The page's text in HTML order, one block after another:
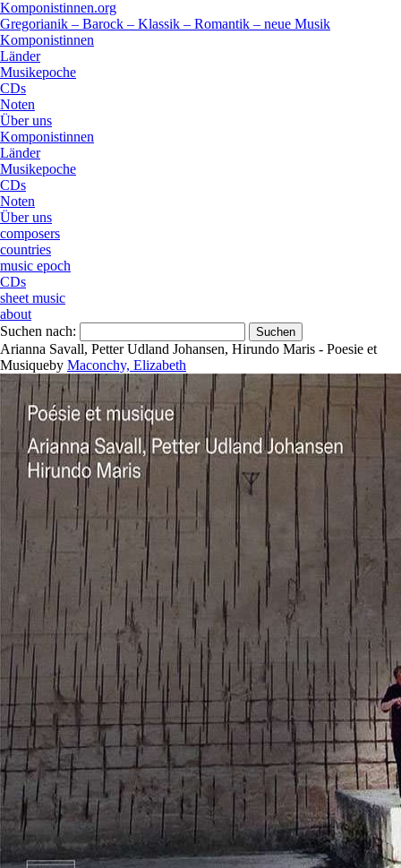
Komponistinnen.org
Gregorianik – Barock – Klassik – Romantik – neue Musik
Komponistinnen
Länder
Musikepoche
CDs
Noten
Über uns
Komponistinnen
Länder
Musikepoche
CDs
Noten
Über uns
composers
countries
music epoch
CDs
sheet music
about
Suchen nach:
Arianna Savall, Petter Udland Johansen, Hirundo Maris - Poesie et
Musiqueby Maconchy, Elizabeth